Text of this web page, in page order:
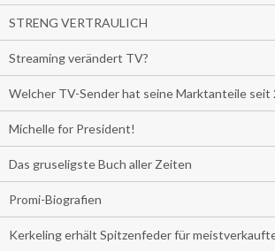
STRENG VERTRAULICH
Streaming verändert TV?
Welcher TV-Sender hat seine Marktanteile seit
Michelle for President!
Das gruseligste Buch aller Zeiten
Promi-Biografien
Kerkeling erhält Spitzenfeder für